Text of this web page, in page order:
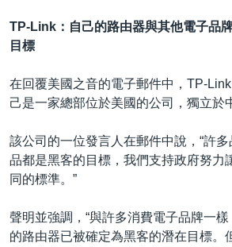
TP-Link：自己的路由器與其他電子品
目標
在回覆美國之音的電子郵件中，TP-
己是一家總部位於美國的公司，獨立於
該公司的一位發言人在郵件中說，“許
品都是黑客的目標，我們支持政府努力
同的標準。”
聲明並強調，“與許多消費電子品牌一
的路由器已被確定為黑客的潛在目標。